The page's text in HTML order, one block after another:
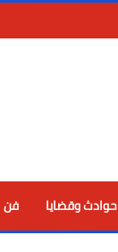
حوادث وقضايا فن